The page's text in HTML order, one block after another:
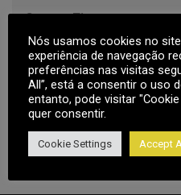
Current Timezone:
Europe/Lisbon
Note: Countdown time is
timezone.
Nós usamos cookies no
experiência de navegação
preferências nas visitas
All”, está a consentir o uso
entanto, pode visitar
quer consentir.
Cookie Settings Accept